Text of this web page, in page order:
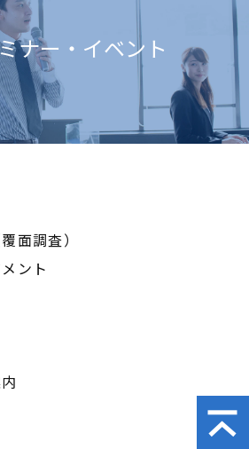
ナー・イベント
面調査）
ント